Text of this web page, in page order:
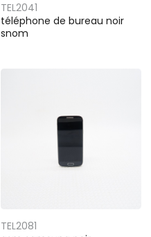
TEL2041
téléphone de bureau noir
snom
TEL2081